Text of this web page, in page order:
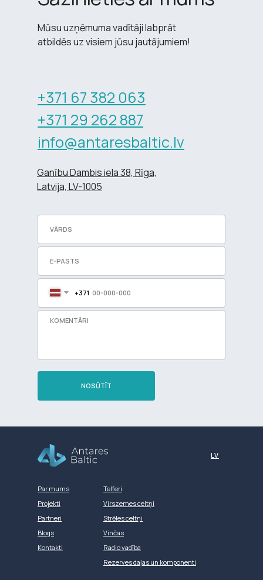
Mūsu uzņēmuma vadītāji labprāt
atbildēs uz visiem jūsu jautājumiem!
+371 67 382 063
+371 29 262 887
info@antaresbaltic.lv
Ganību Dambis iela 38, Rīga,
Latvija, LV-1005
+371
NOSŪTĪT
Par mums
Projekti
Partneri
Blogs
Kontakti
Telferi
Virszemes celtņi
Strēles celtņi
Vinčas
Radio vadība
Rezerves daļas un komponenti
LV
Разработка сайта